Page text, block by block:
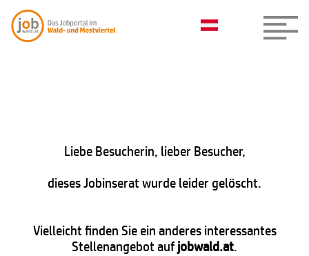
Liebe Besucherin, lieber Besucher,
dieses Jobinserat wurde leider gelöscht.
Vielleicht finden Sie ein anderes interessantes
Stellenangebot aufjobwald.at.